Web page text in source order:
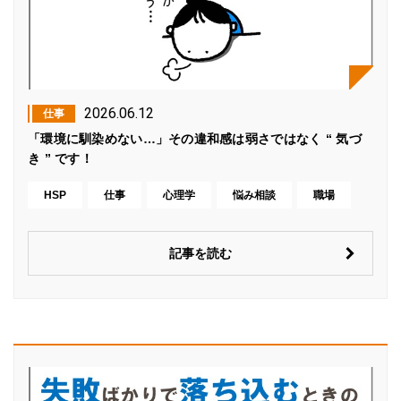
仕事 2026.06.12
「環境に馴染めない…」その違和感は弱さではなく “ 気づ
き ” です！
HSP 仕事 心理学 悩み相談 職場
記事を読む